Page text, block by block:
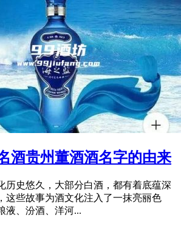
酒贵州董酒酒名字的由来
史悠久，大部分白酒，都有着底蕴深
这些故事为酒文化注入了一抹亮丽色
液、汾酒、洋河...